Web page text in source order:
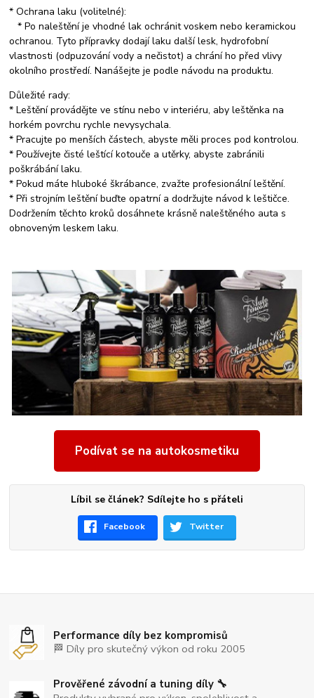
* Ochrana laku (volitelné):
* Po naleštění je vhodné lak ochránit voskem nebo keramickou
ochranou. Tyto přípravky dodají laku další lesk, hydrofobní
vlastnosti (odpuzování vody a nečistot) a chrání ho před vlivy
okolního prostředí. Nanášejte je podle návodu na produktu.
Důležité rady:
* Leštění provádějte ve stínu nebo v interiéru, aby leštěnka na
horkém povrchu rychle nevysychala.
* Pracujte po menších částech, abyste měli proces pod kontrolou.
* Používejte čisté leštící kotouče a utěrky, abyste zabránili
poškrábání laku.
* Pokud máte hluboké škrábance, zvažte profesionální leštění.
* Při strojním leštění buďte opatrní a dodržujte návod k leštičce.
Dodržením těchto kroků dosáhnete krásně naleštěného auta s
obnoveným leskem laku.
Podívat se na autokosmetiku
Líbil se článek? Sdílejte ho s přáteli
Facebook Twitter
Performance díly bez kompromisů
🏁 Díly pro skutečný výkon od roku 2005
Prověřené závodní a tuning díly 🔧